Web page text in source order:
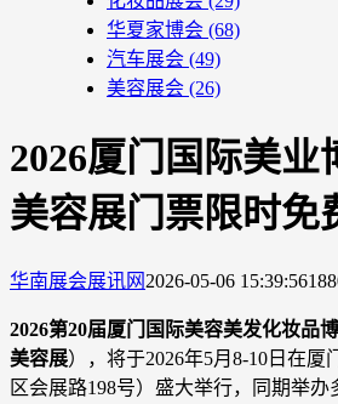
华夏家博会 (68)
汽车展会 (49)
美容展会 (26)
2026厦门国际美业
美容展门票限时免
华南展会展讯网 2026-05-06 15:39:56
2026第20届厦门国际美容美发化妆品
美容展），将于2026年5月8-10日在厦
区会展路198号）盛大举行，同期举办